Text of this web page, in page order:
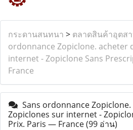
กระดานสนทนา > ตลาดสินค้าอุตส
ordonnance Zopiclone. acheter
internet - Zopiclone Sans
France
Sans ordonnance
Zopiclones sur internet -
Prix. Paris — France(99 อ่าน)